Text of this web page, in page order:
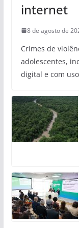
internet
8 de agosto de
Crimes de
adolescentes,
digital e com